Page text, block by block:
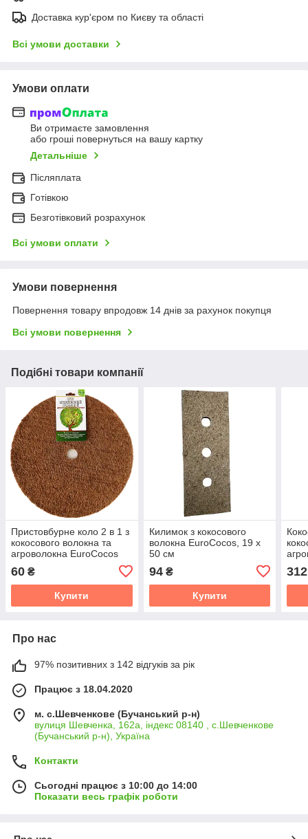
Доставка кур'єром по Києву та області
Всі умови доставки
Умови оплати
Ви отримаєте замовлення
або гроші повернуться на вашу картку
Детальніше
Післяплата
Готівкою
Безготівковий розрахунок
Всі умови оплати
Умови повернення
Повернення товару впродовж 14 днів за рахунок покупця
Всі умови повернення
Подібні товари компанії
Пристовбурне коло 2 в 1 з
кокосового волокна та
агроволокна EuroCocos
60 ₴
Купити
Килимок з кокосового
волокна EuroCocos, 19 х
50 см
94₴
Купити
312
Про нас
97% позитивних з 142 відгуків за рік
Працює з 18.04.2020
м. с.Шевченкове (Бучанський р-н)
вулиця Шевченка, 162а, індекс 08140 , с.Шевченкове
(Бучанський р-н), Україна
Контакти
Сьогодні працює з 10:00 до 14:00
Показати весь графік роботи